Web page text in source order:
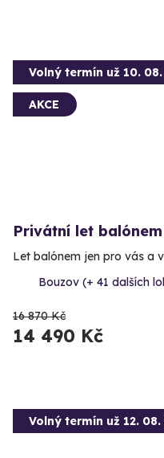
Volný termín už 10.
AKCE
Privátní let balónem
Let balónem jen pro vás a
Bouzov (+ 41 dalších
16 870 Kč
14 490 Kč
Volný termín už 12. 08.